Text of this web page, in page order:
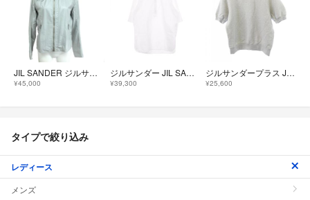
JIL SANDER ジルサンダー シングルライダースジャケット サイズ:38 ラフシモンズ期/アーカイブ/レザー 羊革 グレー レディース / 243001005512
¥45,000
ジルサンダー JIL SANDER ロゴ刺繍 衣料品 トップス コットン レディース ホワイト系 【中古】
¥39,300
ジルサンダープラス JIL SANDER+ J40GC0137 J20010 スウェット
¥25,600
タイプで絞り込み
レディース
メンズ